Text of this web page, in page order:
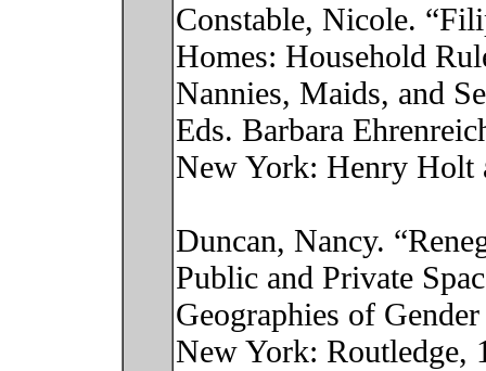
Constable, Nicole.
Homes: Household
Nannies, Maids, and
Eds. Barbara
New York: Henry Holt
Duncan, Nancy.
Public and Private
Geographies of
New York: Routledge,